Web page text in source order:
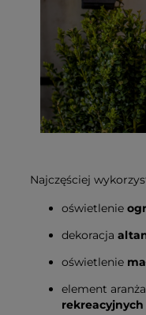
Najczęściej
oświetlenie
dekoracja
oświetlenie
element
rekreacyjnych